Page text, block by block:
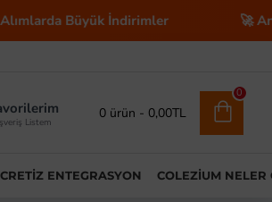
İndirimler 🚀 Anahtar
Listem
0 ürün - 0,00TL
0
ENTEGRASYON COLEZIUM NELER